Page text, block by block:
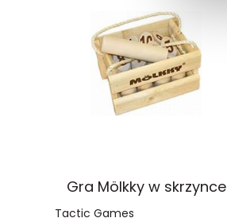
Gra Mölkky w skrzynce
Tactic Games